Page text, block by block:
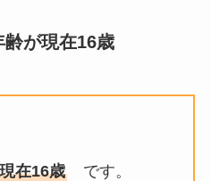
が現在16歳
在16歳です。